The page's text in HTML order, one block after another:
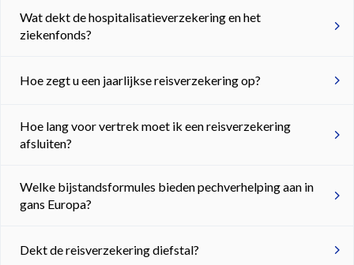
Wat dekt de hospitalisatieverzekering en het
ziekenfonds?
Hoe zegt u een jaarlijkse reisverzekering op?
Hoe lang voor vertrek moet ik een reisverzekering
afsluiten?
Welke bijstandsformules bieden pechverhelping aan in
gans Europa?
Dekt de reisverzekering diefstal?